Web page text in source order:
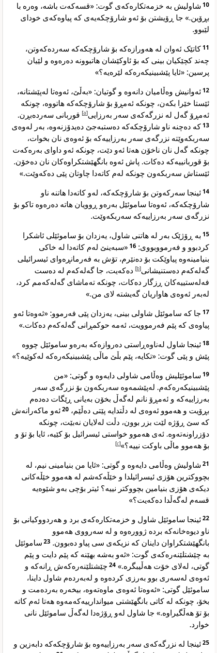
10 شاولیش بە خزمەتکارەکەی گوت: «قسەکەت باشە، وەرە با
بڕۆین.» جا ڕۆیشتن بۆ ئەو شارۆچکەیەی کە پیاوەکەی خودای
لێبوو.
11کاتێک ئەوان لە هەورازەکە بۆ شارۆچکەکە سەردەکەوتن،
چەند کچێکیان بینی کە بۆ ئاوکێشان هاتبوونە دەرەوە و لێیان
پرسین: «ئایا پێشبینیکەرەکە لێرەیە؟»
12ئەوانیش وەڵامیان دانەوە و گوتیان: «بەڵێ، ئەوەتا لەپێشتانە،
ئێستا خێرا بکەن، چونکە ئەمڕۆ بۆ شارۆچکەکە هاتووە، چونکە
ئەمڕۆ گەل لە نزرگەکەی سەر بەرزایی[
a
] قوربانی سەردەبڕن.
13کە دەچنە ناو شارۆچکەکە دەستبەجێ دەیدۆزنەوە، بەر لەوەی
سەربکەوێتە نزرگەی سەر بەرزاییەکە بۆ ئەوەی نان بخوات،
چونکە گەل نان ناخۆن هەتا ئەو دێت، چونکە ئەو داوای بەرەکەت
بۆ قوربانییەکە دەکات. پاش ئەوە بانگهێشتکراوەکان نان دەخۆن.
ئێستاش سەربکەون چونکە لەم کاتەدا چاوتان پێی دەکەوێت.»
14ئینجا سەرکەوتن بۆ شارۆچکەکە، لەو کاتەدا هاتنە ناو
شارۆچکەکە، ئەوەتا ساموئێل بەرەو ڕوویان هاتە دەرەوە تاکو بۆ
نزرگەی سەر بەرزاییەکە سەربکەوێت.
15 بە ڕۆژێک بەر لە هاتنی شاول، یەزدان بۆ ساموئێلی ئاشکرا
کردبوو و فەرمووبووی: 16«سبەینێ لەم کاتەدا لە خاکی
بنیامینەوە پیاوێکت بۆ دەنێرم، تۆش بە فەرمانڕەوای ئیسرائیلی
گەلەکەم دەستنیشانی[
b
] دەکەیت، جا گەلەکەم لە دەست
فەلەستییەکان ڕزگار دەکات، چونکە تەماشای گەلەکەمم کرد،
لەبەر ئەوەی هاواریان گەیشتە لای من.»
17 جا کە ساموئێل شاولی بینی، یەزدان پێی فەرموو: «ئەوەتا ئەو
پیاوەی کە پێم فەرموویت، ئەمە حوکمڕانی گەلەکەم دەکات.»
18ئینجا شاول لەناوەڕاستی دەروازەکە بەرەو ساموئێل چووە
پێش و پێی گوت: «تکایە، پێم بڵێ ماڵی پێشبینیکەرەکە لەکوێیە؟»
19 ساموئێلیش وەڵامی شاولی دایەوە و گوتی: «من
پێشبینیکەرەکەم. لەپێشمەوە سەربکەون بۆ نزرگەی سەر
بەرزاییەکە و ئەمڕۆ نانم لەگەڵ بخۆن بەیانی ڕێگات دەدەم
بڕۆیت و هەموو ئەوەی لە دڵتدایە پێتی دەڵێم، 20ئەو ماکەرانەش
کە سێ ڕۆژە لێت بزر بوون، دڵت لەلایان نەبێت، چونکە
دۆزراونەتەوە. ئەی هەموو خواستی ئیسرائیل بۆ کێیە، ئایا بۆ تۆ و
بۆ هەموو ماڵی باوکت نییە؟»[
c
]
21 شاولیش وەڵامی دایەوە و گوتی: «ئایا من بنیامینی نیم، لە
بچووکترین هۆزی ئیسرائیلدا و خێڵەکەشم لە هەموو خێڵەکانی
دیکەی هۆزی بنیامین بچووکتر نییە؟ ئیتر بۆچی بەو شێوەیە
قسەم لەگەڵدا دەکەیت؟»
22ئینجا ساموئێل شاول و خزمەتکارەکەی برد و هەردووکیانی بۆ
ناو دیوەخانەکە بردە ژوورەوە و لە سەرووی هەموو
بانگهێشتکراوان داینان کە نزیکەی سی پیاو دەبوون. 23 ساموئێل
بە چێشتلێنەرەکەی گوت: «ئەو بەشە بهێنە کە پێم دایت و پێم
گوتی، لەلای خۆت هەڵیبگرە.» 24 چێشتلێنەرەکەش ڕانەکە و
ئەوەی لەسەری بوو بەرزی کردەوە و لەبەردەم شاول داینا،
ساموئێل گوتی: «ئەوەتا ئەوەی ماوەتەوە، بیخەرە بەردەمت و
بخۆ، چونکە لە کاتی بانگهێشتی میواندارییەکەمەوە هەتا ئەم کاتە
بۆ تۆ هەڵگیراوە.» جا شاول لەو ڕۆژەدا لەگەڵ ساموئێل نانی
خوارد.
25ئینجا لە نزرگەکەی سەر بەرزاییەوە بۆ شارۆچکەکە دابەزین و